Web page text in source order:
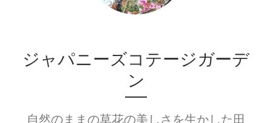
ジャパニーズコテージガーデ
ン
自然のままの草花の美しさを生かした田